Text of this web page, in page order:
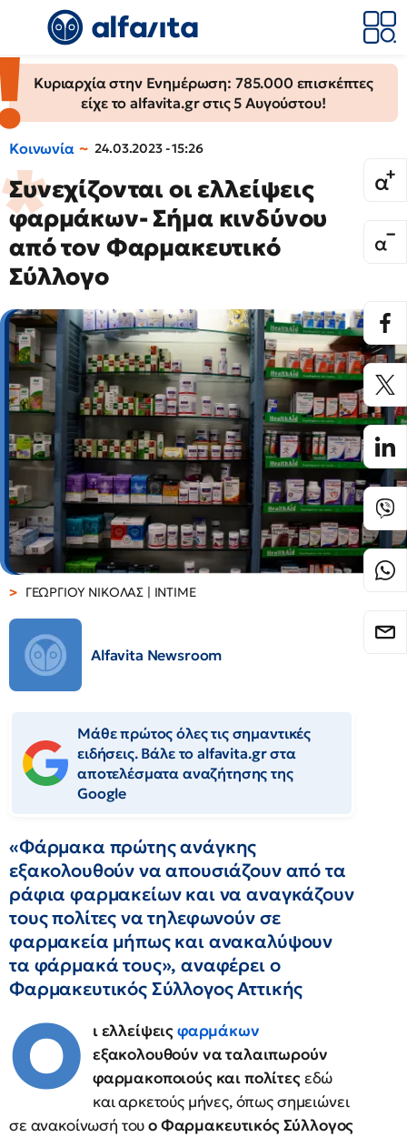
Κυριαρχία στην Ενημέρωση: 785.000 επισκέπτες
είχε το alfavita.gr στις 5 Αυγούστου!
Κοινωνία 24.03.2023 - 15:26
Συνεχίζονται οι ελλείψεις
φαρμάκων- Σήμα κινδύνου
από τον Φαρμακευτικό
Σύλλογο
ΓΕΩΡΓΙΟΥ ΝΙΚΟΛΑΣ | ΙΝΤΙΜΕ
Alfavita Newsroom
Μάθε πρώτος όλες τις σημαντικές
ειδήσεις. Βάλε το alfavita.gr στα
αποτελέσματα αναζήτησης της
Google
«Φάρμακα πρώτης ανάγκης
εξακολουθούν να απουσιάζουν από τα
ράφια φαρμακείων και να αναγκάζουν
τους πολίτες να τηλεφωνούν σε
φαρμακεία μήπως και ανακαλύψουν
τα φάρμακά τους», αναφέρει ο
Φαρμακευτικός Σύλλογος Αττικής
Ο ι ελλείψειςφαρμάκων
εξακολουθούν να ταλαιπωρούν
φαρμακοποιούς και πολίτεςεδώ
και αρκετούς μήνες, όπως σημειώνει
σε ανακοίνωσή τουο Φαρμακευτικός Σύλλογος